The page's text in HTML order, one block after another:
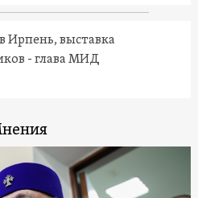
Ирпень, выставка
- глава МИД